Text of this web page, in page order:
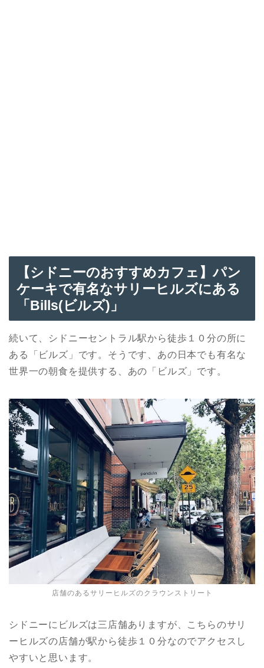
【シドニーのおすすめカフェ】パン
ケーキで有名なサリーヒルズにある
「Bills(ビルズ)」
続いて、シドニーセントラル駅から徒歩１０分の所に
ある「ビルズ」です。そうです、あの日本でも有名な
世界一の朝食を提供する、あの「ビルズ」です。
店舗のあるサリーヒルズのクラウンストリート
シドニーにビルズは三店舗ありますが、こちらのサリ
ーヒルズの店舗が駅から徒歩１０分なのでアクセスし
やすいと思います。